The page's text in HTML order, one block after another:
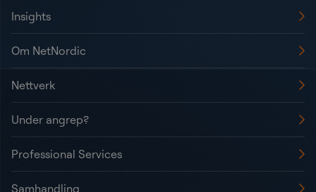
Insights
Om NetNordic
Nettverk
Under angrep?
Professional Services
Samhandling